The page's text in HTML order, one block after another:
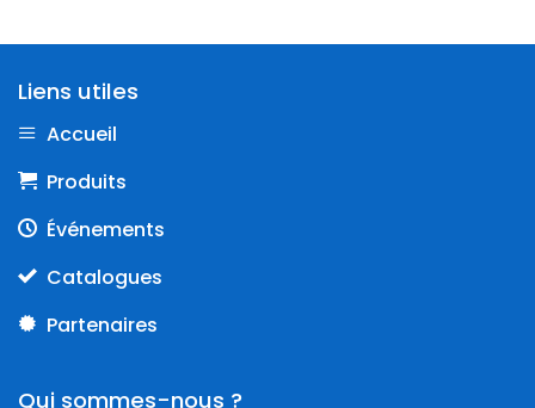
Liens utiles
Accueil
Produits
Événements
Catalogues
Partenaires
Qui sommes-nous ?